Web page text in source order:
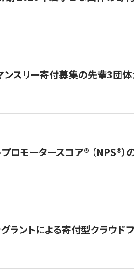
ンスリー寄付募集の先輩3団
ロモータースコア®︎ （NPS®︎
ラントによる寄付型クラウド